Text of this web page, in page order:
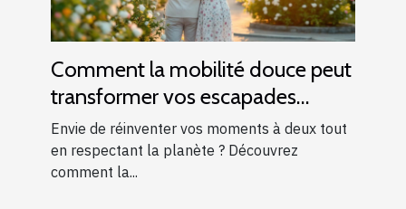
Comment la mobilité douce peut
transformer vos escapades
romantiques ?
Envie de réinventer vos moments à deux tout
en respectant la planète ? Découvrez
comment la...